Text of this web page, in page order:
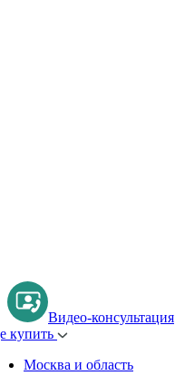
Видео-консультация
купить
Москва и область